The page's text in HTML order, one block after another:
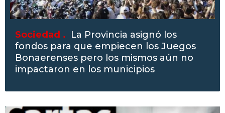
Sociedad . La Provincia asignó los
fondos para que empiecen los Juegos
Bonaerenses pero los mismos aún no
impactaron en los municipios